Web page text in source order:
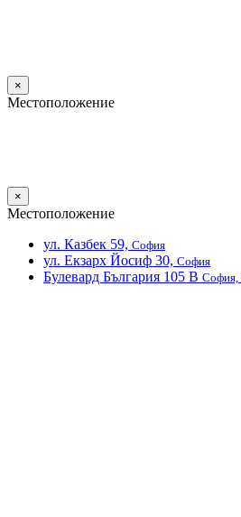
×
Местоположение
×
Местоположение
ул. Казбек 59, София
ул. Екзарх Йосиф 30, София
Булевард България 105 В София,